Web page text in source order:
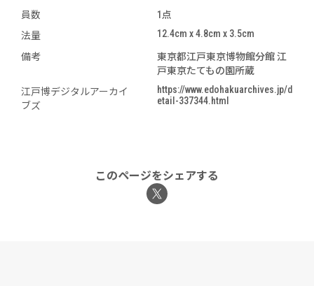
員数
1点
法量
12.4cm x 4.8cm x 3.5cm
備考
東京都江戸東京博物館分館 江
戸東京たてもの園所蔵
江戸博デジタルアーカイ
ブズ
https://www.edohakuarchives.jp/d
etail-337344.html
このページをシェアする